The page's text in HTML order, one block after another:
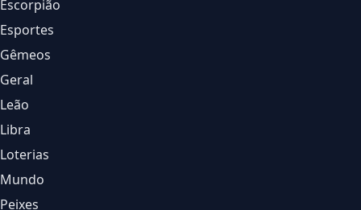
Escorpião
Esportes
Gêmeos
Geral
Leão
Libra
Loterias
Mundo
Peixes